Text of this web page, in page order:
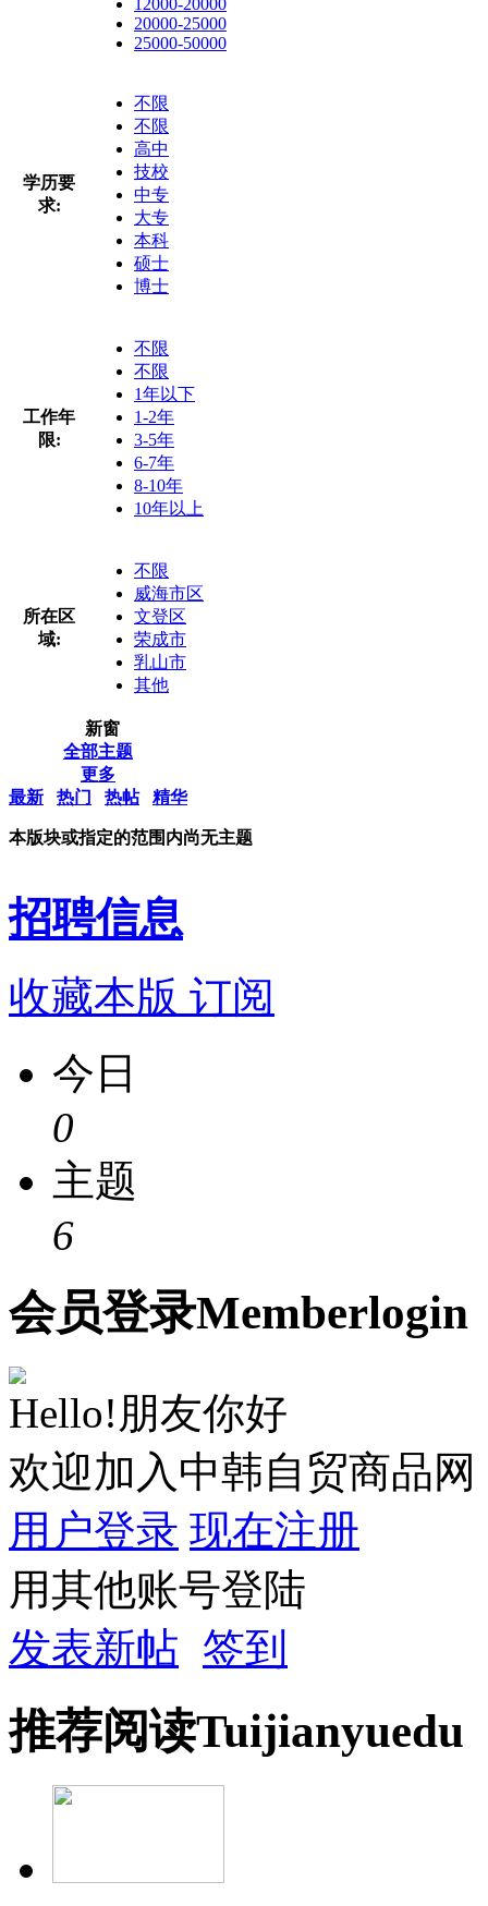
20000-25000
25000-50000
学历要
求:
不限
不限
高中
技校
中专
大专
本科
硕士
博士
工作年
限:
不限
不限
1年以下
1-2年
3-5年
6-7年
8-10年
10年以上
所在区
域:
不限
威海市区
文登区
荣成市
乳山市
其他
新窗
全部主题
更多
最新
热门 热帖 精华
本版块或指定的范围内尚无主题
招聘信息
收藏本版 订阅
今日
0
主题
6
会员登录Memberlogin
Hello!朋友你好
欢迎加入中韩自贸商品网
用户登录 现在注册
用其他账号登陆
发表新帖 签到
推荐阅读Tuijianyuedu